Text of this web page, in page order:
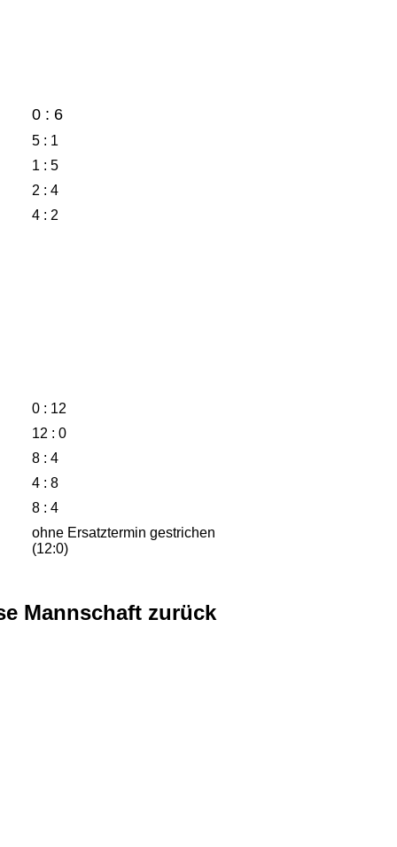
0 : 6
5 : 1
1 : 5
2 : 4
4 : 2
0 : 12
12 : 0
8 : 4
4 : 8
8 : 4
ohne Ersatztermin gestrichen
(12:0)
Mannschaft zurück